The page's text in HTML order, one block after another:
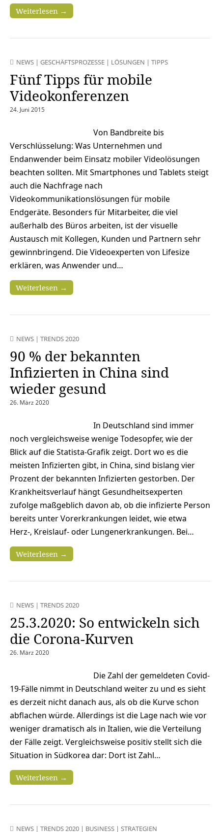
Weiterlesen →
NEWS | GESCHÄFTSPROZESSE | LÖSUNGEN | TIPPS
Fünf Tipps für mobile
Videokonferenzen
24. Juni 2015
Von Bandbreite bis
Verschlüsselung: Was Unternehmen und
Endanwender beim Einsatz mobiler Videolösungen
beachten sollten. Mit Smartphones und Tablets steigt
auch die Nachfrage nach
Videokommunikationslösungen für mobile
Endgeräte. Besonders für Mitarbeiter, die viel
außerhalb des Büros arbeiten, ist der visuelle
Austausch mit Kollegen, Kunden und Partnern sehr
gewinnbringend. Die Videoexperten von Lifesize
erklären, was Anwender und…
Weiterlesen →
NEWS | TRENDS 2020
90 % der bekannten
Infizierten in China sind
wieder gesund
26. März 2020
In Deutschland sind immer
noch vergleichsweise wenige Todesopfer, wie der
Blick auf die Statista-Grafik zeigt. Dort wo es die
meisten Infizierten gibt, in China, sind bislang vier
Prozent der bekannten Infizierten gestorben. Der
Krankheitsverlauf hängt Gesundheitsexperten
zufolge maßgeblich davon ab, ob die infizierte Person
bereits unter Vorerkrankungen leidet, wie etwa
Herz-, Kreislauf- oder Lungenerkrankungen. Bei…
Weiterlesen →
NEWS | TRENDS 2020
25.3.2020: So entwickeln sich
die Corona-Kurven
26. März 2020
Die Zahl der gemeldeten Covid-
19-Fälle nimmt in Deutschland weiter zu und es sieht
es derzeit nicht danach aus, als ob die Kurve schon
abflachen würde. Allerdings ist die Lage nach wie vor
weniger dramatisch als in Italien, wie die Verteilung
der Fälle zeigt. Vergleichsweise positiv stellt sich die
Situation in Südkorea dar: Dort ist Zahl…
Weiterlesen →
NEWS | TRENDS 2020 | BUSINESS | STRATEGIEN